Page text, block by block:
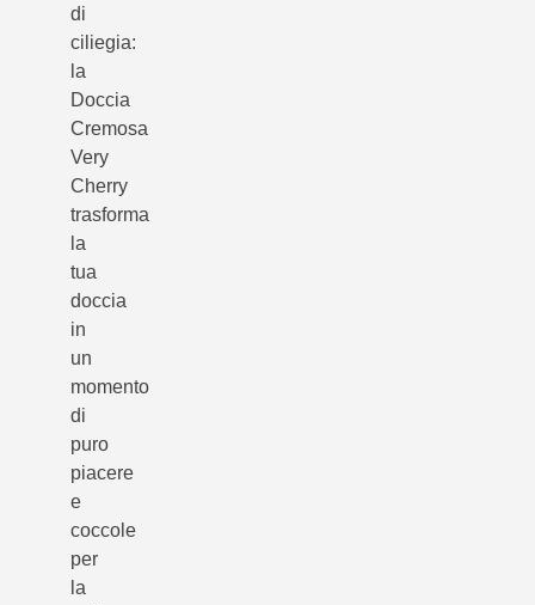
di
ciliegia:
la
Doccia
Cremosa
Very
Cherry
trasforma
la
tua
doccia
in
un
momento
di
puro
piacere
e
coccole
per
la